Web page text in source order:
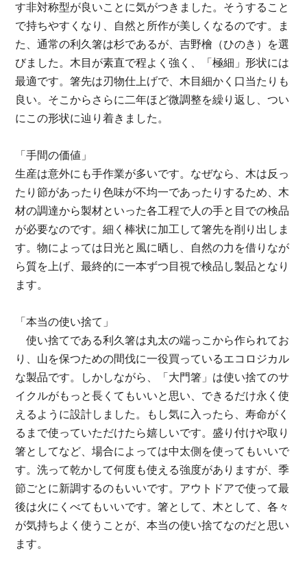
す非対称型が良いことに気がつきました。そうすること
で持ちやすくなり、自然と所作が美しくなるのです。ま
た、通常の利久箸は杉であるが、吉野檜（ひのき）を選
びました。木目が素直で程よく強く、「極細」形状には
最適です。箸先は刃物仕上げで、木目細かく口当たりも
良い。そこからさらに二年ほど微調整を繰り返し、つい
にこの形状に辿り着きました。
「手間の価値」
生産は意外にも手作業が多いです。なぜなら、木は反っ
たり節があったり色味が不均一であったりするため、木
材の調達から製材といった各工程で人の手と目での検品
が必要なのです。細く棒状に加工して箸先を削り出しま
す。物によっては日光と風に晒し、自然の力を借りなが
ら質を上げ、最終的に一本ずつ目視で検品し製品となり
ます。
「本当の使い捨て」
使い捨てである利久箸は丸太の端っこから作られてお
り、山を保つための間伐に一役買っているエコロジカル
な製品です。しかしながら、「大門箸」は使い捨てのサ
イクルがもっと長くてもいいと思い、できるだけ永く使
えるように設計しました。もし気に入ったら、寿命がく
るまで使っていただけたら嬉しいです。盛り付けや取り
箸としてなど、場合によっては中太側を使ってもいいで
す。洗って乾かして何度も使える強度がありますが、季
節ごとに新調するのもいいです。アウトドアで使って最
後は火にくべてもいいです。箸として、木として、各々
が気持ちよく使うことが、本当の使い捨てなのだと思い
ます。